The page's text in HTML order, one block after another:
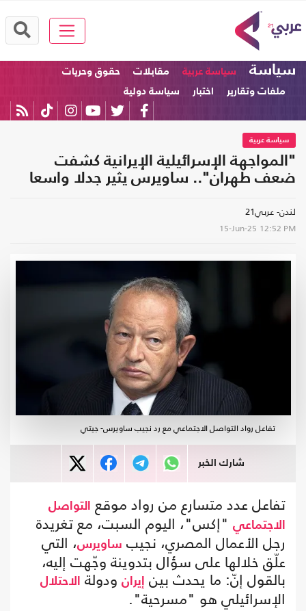
سياسة سياسة عربية مقابلات
حقوق وحريات
ملفات وتقارير
اختبار سياسة دولية
سياسة عربية
"المواجهة الإسرائيلية الإيرانية كشفت
ضعف طهران".. ساويرس يثير جدلا واسعا
لندن- عربي21
15-Jun-25 12:52 PM
تفاعل رواد التواصل الاجتماعي مع رد نجيب ساويرس- جيتي
شارك الخبر
تفاعل عدد متسارع من رواد موقع
التواصل
الاجتماعي "إكس"، اليوم السبت، مع تغريدة
رجل الأعمال المصري، نجيب ساويرس، التي
علّق خلالها على سؤال بتدوينة وجّهت إليه،
بالقول إنّ: ما يحدث بين إيران ودولة الاحتلال
الإسرائيلي هو "مسرحية".